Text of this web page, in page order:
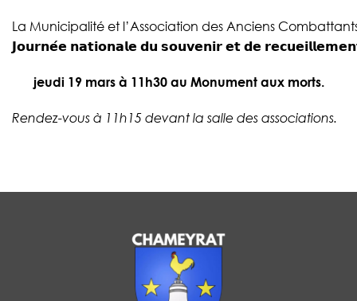
La Municipalité et l’Association des Anciens
𝗝𝗼𝘂𝗿𝗻𝗲́𝗲 𝗻𝗮𝘁𝗶𝗼𝗻𝗮𝗹𝗲 𝗱𝘂 𝘀𝗼𝘂𝘃𝗲𝗻𝗶𝗿 𝗲𝘁 𝗱𝗲
jeudi 19 mars à 11h30 au Monument aux morts.
Rendez-vous à 11h15 devant la salle des associations.